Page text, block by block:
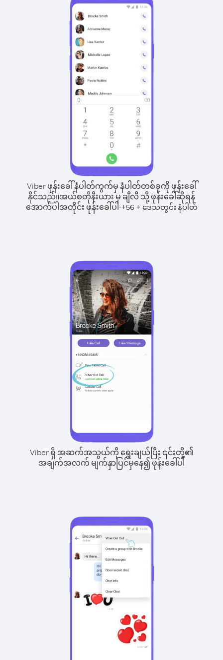
Viber ဖုန်းခေါ်နံပါတ်ကွက်မှ နံပါတ်တစ်ခုကို ဖုန်းခေါ်
နိုင်သည်။အယ်စတိုနီးယား မှ ချီလီ သို့ ဖုန်းခေါ်ဆိုရန်
အောက်ပါအတိုင်း ဖုန်းခေါ်ပါ-+56 + ဒေသတွင်း နံပါတ်
Viber ရှိ အဆက်အသွယ်ကို ရွေးချယ်ပြီး ၎င်းတို့၏
အချက်အလက် မျက်နှာပြင်မှနေ၍ ဖုန်းခေါ်ပါ